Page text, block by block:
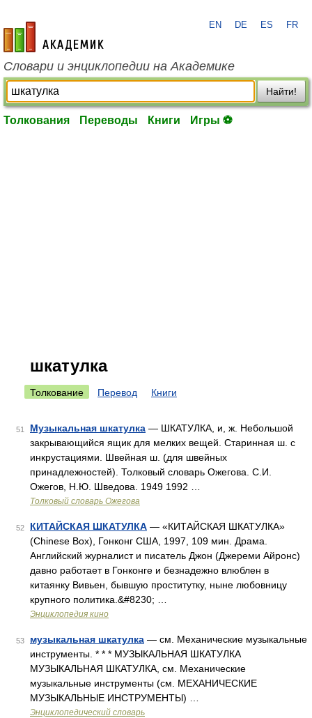
academic.ru
EN DE ES FR
Словари и энциклопедии на Академике
Найти!
Толкования Переводы Книги Игры ⚽
шкатулка
Толкование Перевод Книги
51 Музыкальная шкатулка — ШКАТУЛКА, и, ж. Небольшой
закрывающийся ящик для мелких вещей. Старинная ш. с
инкрустациями. Швейная ш. (для швейных
принадлежностей). Толковый словарь Ожегова. С.И.
Ожегов, Н.Ю. Шведова. 1949 1992 …
Толковый словарь Ожегова
52 КИТАЙСКАЯ ШКАТУЛКА — «КИТАЙСКАЯ ШКАТУЛКА»
(Chinese Box), Гонконг США, 1997, 109 мин. Драма.
Английский журналист и писатель Джон (Джереми Айронс)
давно работает в Гонконге и безнадежно влюблен в
китаянку Вивьен, бывшую проститутку, ныне любовницу
крупного политика.&#8230; …
Энциклопедия кино
53 музыкальная шкатулка — см. Механические музыкальные
инструменты. * * * МУЗЫКАЛЬНАЯ ШКАТУЛКА
МУЗЫКАЛЬНАЯ ШКАТУЛКА, см. Механические
музыкальные инструменты (см. МЕХАНИЧЕСКИЕ
МУЗЫКАЛЬНЫЕ ИНСТРУМЕНТЫ) …
Энциклопедический словарь